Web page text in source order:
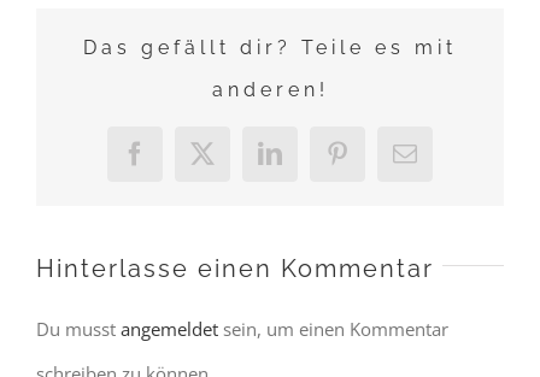
Das gefällt dir? Teile es mit
anderen!
Facebook
X LinkedInPinterest
E-
Hinterlasse einen Kommentar
Du musst angemeldet sein, um einen Kommentar